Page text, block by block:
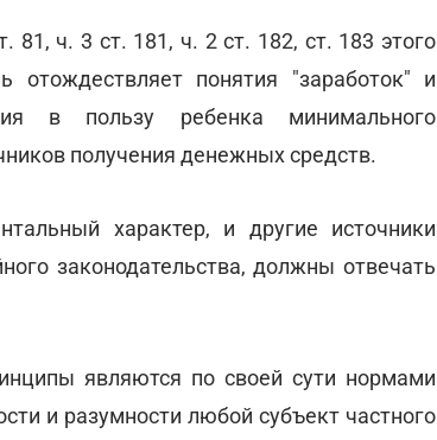
81, ч. 3 ст. 181, ч. 2 ст. 182, ст. 183 этого
отождествляет понятия "заработок" и
в пользу ребенка минимального
получения денежных средств.
характер, и другие источники
законодательства, должны отвечать
являются по своей сути нормами
и разумности любой субъект частного